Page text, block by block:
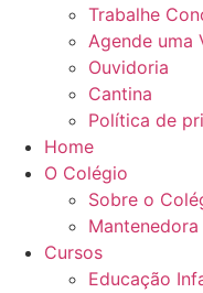
Trabalhe
Agende uma
Ouvidoria
Cantina
Política de
Home
O Colégio
Sobre o
Mantenedora
Cursos
Educação